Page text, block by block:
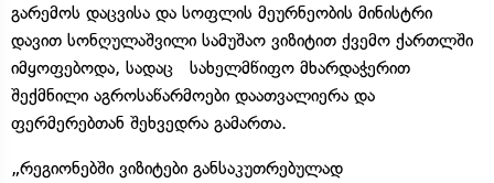
გარემოს დაცვისა და სოფლის მეურნეობის მინისტრი
დავით სონღულაშვილი სამუშაო ვიზიტით ქვემო ქართლში
იმყოფებოდა, სადაც სახელმწიფო მხარდაჭერით
შექმნილი აგროსაწარმოები დაათვალიერა და
ფერმერებთან შეხვედრა გამართა.
„რეგიონებში ვიზიტები განსაკუთრებულად